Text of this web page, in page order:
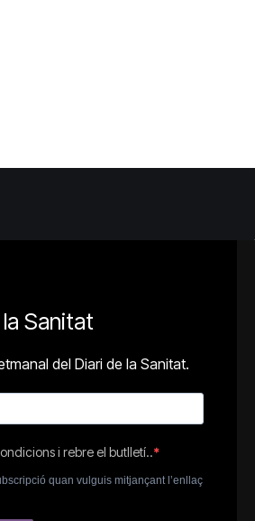
Sanitat
del Diari de la Sanitat.
i rebre el butlletí..
quan vulguis mitjançant l’enllaç